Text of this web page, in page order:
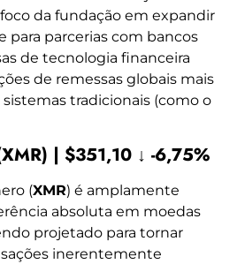
da fundação em expandir
para parcerias com bancos
de tecnologia financeira
de remessas globais mais
tradicionais (como o
| $351,10 ↓ -6,75%
(XMR) é amplamente
absoluta em moedas
projetado para tornar
inerentemente